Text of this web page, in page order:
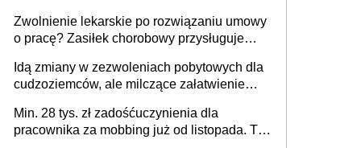
Zwolnienie lekarskie po rozwiązaniu umowy
o pracę? Zasiłek chorobowy przysługuje
dni od ustania stosunku pracy
Idą zmiany w zezwoleniach pobytowych dla
cudzoziemców, ale milczące załatwienie
Min. 28 tys. zł zadośćuczynienia dla
pracownika za mobbing już od listopada. To